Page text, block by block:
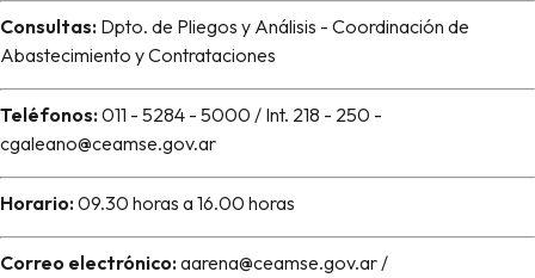
Consultas: Dpto. de Pliegos y Análisis - Coordinación de
Abastecimiento y Contrataciones
Teléfonos:011 - 5284 - 5000 / Int. 218 - 250 -
cgaleano@ceamse.gov.ar
Horario:09.30 horas a 16.00 horas
Correo electrónico:aarena@ceamse.gov.ar /